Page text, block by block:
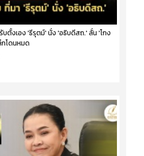
บตั้งเอง 'ธีรุตม์' นั่ง 'อธิบดีสถ.' ลั่น 'โกง
โดนหมด